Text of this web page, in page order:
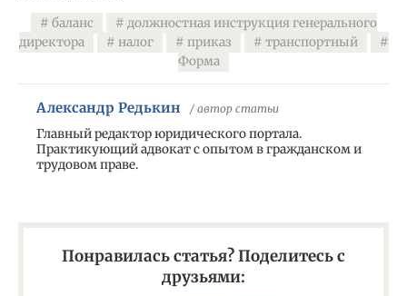
баланс
должностная инструкция генерального
директора
налог приказ
транспортный
Форма
Александр Редькин / автор статьи
Главный редактор юридического портала.
Практикующий адвокат с опытом в гражданском и
трудовом праве.
Понравилась статья? Поделитесь с
друзьями: